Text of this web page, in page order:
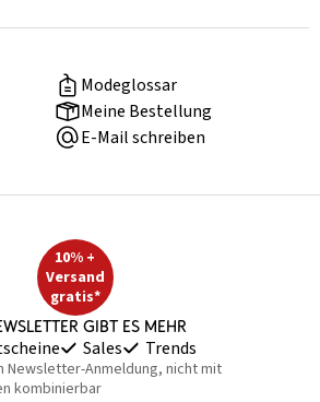
Modeglossar
Meine Bestellung
E-Mail schreiben
10% +
Versand
gratis*
gibt es mehr
Sales Trends
Newsletter-Anmeldung, nicht mit
kombinierbar